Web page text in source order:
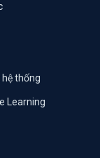
thống
Learning